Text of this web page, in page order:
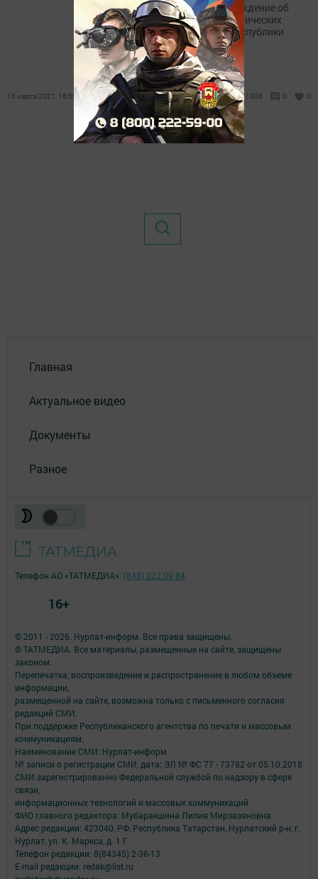
Консультация – предупреждение об
интенсивности метеорологических
явлений на территории Республики
Татарстан
16 марта 2021, 16:56 1306 0 0
Главная
Актуальное видео
Документы
Разное
© 2011 - 2026. Нурлат-⁠информ. Все права защищены.
© ТАТМЕДИА. Все материалы, размещенные на сайте, защищены
законом.
Перепечатка, воспроизведение и распространение в любом объеме
информации,
размещенной на сайте, возможна только с письменного согласия
редакций СМИ.
При поддержке Республиканского агентства по печати и массовым
коммуникациям.
Наименование СМИ: Нурлат-⁠информ
№ записи о регистрации СМИ, дата: ЭЛ № ФС 77 -⁠ 73782 от 05.10.2018
СМИ зарегистрированно Федеральной службой по надзору в сфере
связи,
информационных технологий и массовых коммуникаций
ФИО главного редактора: Мубаракшина Лилия Мирзазяновна
Адрес редакции: 423040, РФ, Республика Татарстан, Нурлатский р-н, г.
Нурлат, ул. К. Маркса, д. 1 Г
Телефон редакции: 8(84345) 2-36-13
E-mail редакции: redak@list.ru
Телефон АО «ТАТМЕДИА»: (843) 222 09 84
16+